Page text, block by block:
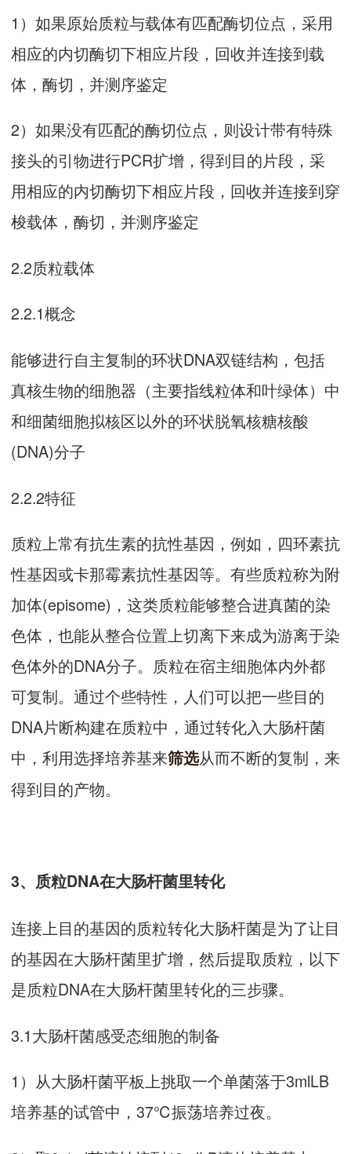
1）如果原始质粒与载体有匹配酶切位点，采用
相应的内切酶切下相应片段，回收并连接到载
体，酶切，并测序鉴定
2）如果没有匹配的酶切位点，则设计带有特殊
接头的引物进行PCR扩增，得到目的片段，采
用相应的内切酶切下相应片段，回收并连接到穿
梭载体，酶切，并测序鉴定
2.2质粒载体
2.2.1概念
能够进行自主复制的环状DNA双链结构，包括
真核生物的细胞器（主要指线粒体和叶绿体）中
和细菌细胞拟核区以外的环状脱氧核糖核酸
(DNA)分子
2.2.2特征
质粒上常有抗生素的抗性基因，例如，四环素抗
性基因或卡那霉素抗性基因等。有些质粒称为附
加体(episome)，这类质粒能够整合进真菌的染
色体，也能从整合位置上切离下来成为游离于染
色体外的DNA分子。质粒在宿主细胞体内外都
可复制。通过个些特性，人们可以把一些目的
DNA片断构建在质粒中，通过转化入大肠杆菌
中，利用选择培养基来筛选从而不断的复制，来
得到目的产物。
3、质粒DNA在大肠杆菌里转化
连接上目的基因的质粒转化大肠杆菌是为了让目
的基因在大肠杆菌里扩增，然后提取质粒，以下
是质粒DNA在大肠杆菌里转化的三步骤。
3.1大肠杆菌感受态细胞的制备
1）从大肠杆菌平板上挑取一个单菌落于3mlLB
培养基的试管中，37℃振荡培养过夜。